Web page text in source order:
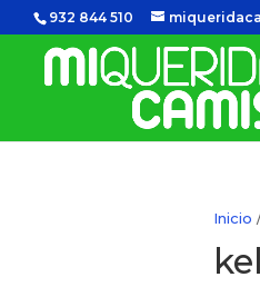
932 844 510
Inicio